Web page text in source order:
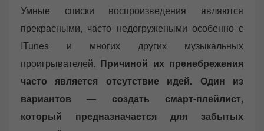
Умные списки воспроизведения являются
прекрасными, часто недогружеными особенно с
ITunes и многих других музыкальных
проигрывателей. Причиной их пренебрежения
часто является отсутствие идей. Один из
вариантов — создать смарт-плейлист,
который предназначается для забытых